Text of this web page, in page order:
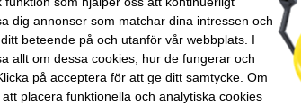
XB kulspetspenna kännetecknas av sin mjuka skrift; den
och gummifinish ligger pennan bekvämt i
Schneider Påfyllningsbar:
dig annonser som matchar dina intressen och
beteende på och utanför vår webbplats. I
allt om dessa cookies, hur de fungerar och
på acceptera för att ge ditt samtycke. Om
placera funktionella och analytiska cookies